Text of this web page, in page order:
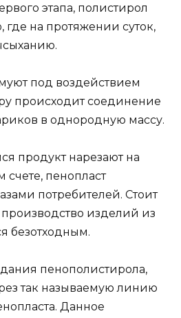
этапа, полистирол
на протяжении суток,
под воздействием
происходит соединение
в однородную массу.
продукт нарезают на
счете, пенопласт
потребителей. Стоит
производство изделий из
безотходным.
пенополистирола,
так называемую линию
Данное